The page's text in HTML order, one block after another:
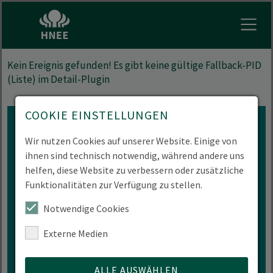
Kein Ereignis gefunden! Es gibt keine gültige Fallback-PID
(Liste) im Detail-Plugin
Interesse an mehr
Veranstaltungen der HNEE?
ZUR VERANSTALTUNGÜBERSICHT
COOKIE EINSTELLUNGEN
Wir nutzen Cookies auf unserer Website. Einige von
ihnen sind technisch notwendig, während andere uns
helfen, diese Website zu verbessern oder zusätzliche
Funktionalitäten zur Verfügung zu stellen.
Notwendige Cookies
Externe Medien
ALLE AUSWÄHLEN